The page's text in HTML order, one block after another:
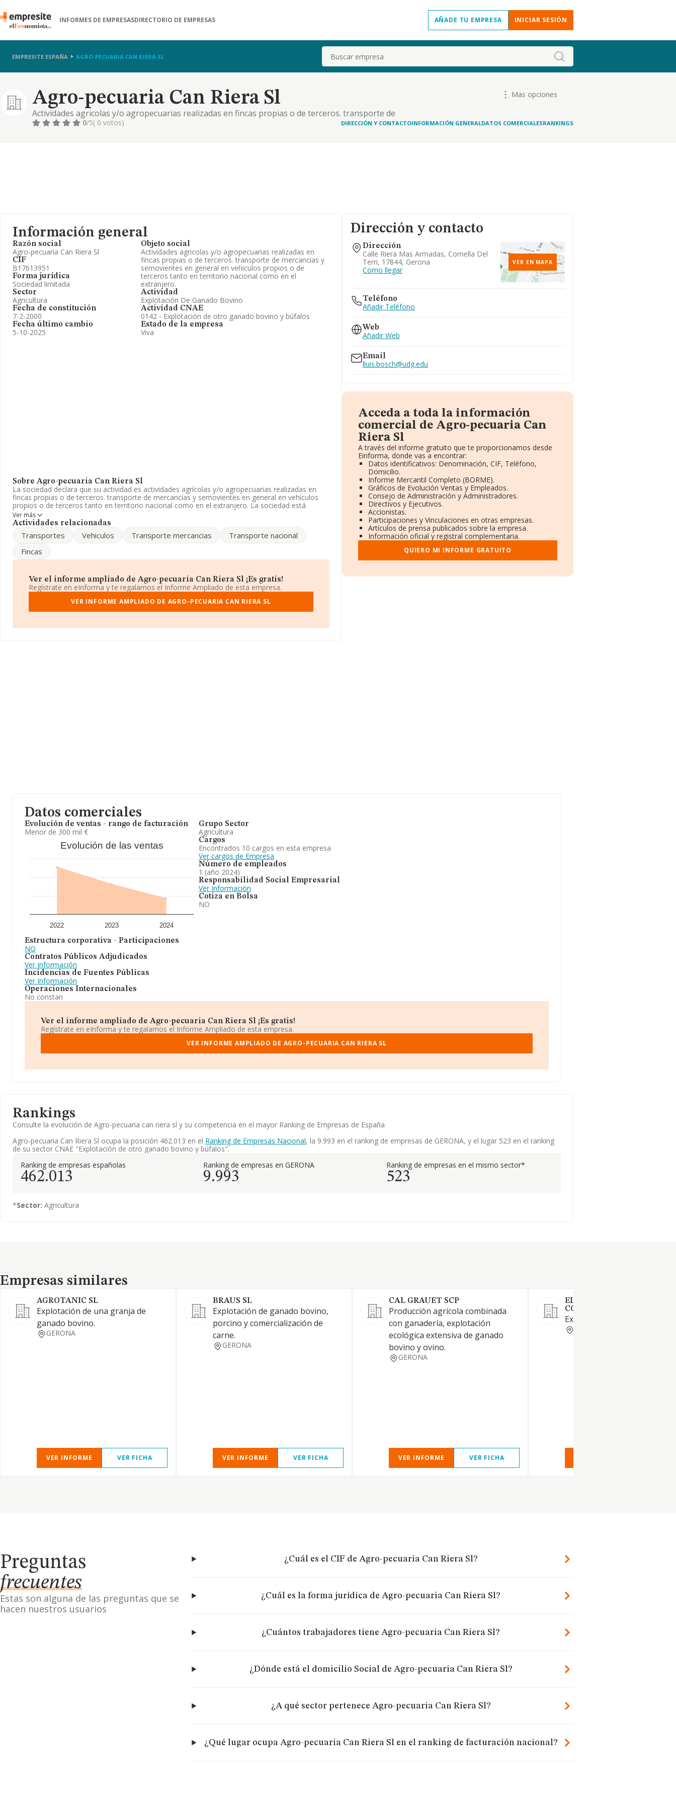
INFORMES DE EMPRESASDIRECTORIO DE EMPRESAS AÑADE TU EMPRESA INICIAR SESIÓN
EMPRESITE ESPAÑA AGRO-PECUARIA CAN RIERA SL Buscar
Agro-pecuaria Can Riera Sl
Actividades agricolas y/o agropecuarias realizadas en fincas propias o de terceros. transporte de
mercancias y semovientes en general en vehiculos propios o de terceros tanto en territorio nacional
Mas opciones
0/5( 0 votos) DIRECCIÓN Y CONTACTOINFORMACIÓN GENERALDATOS COMERCIALESRANKINGS
Información general
Razón social
Agro-pecuaria Can Riera Sl
CIF
B17613951
Forma jurídica
Sociedad limitada
Sector
Agricultura
Fecha de constitución
7-2-2000
Fecha último cambio
5-10-2025
Objeto social
Actividades agricolas y/o agropecuarias realizadas en
fincas propias o de terceros. transporte de mercancias y
semovientes en general en vehiculos propios o de
terceros tanto en territorio nacional como en el
extranjero.
Actividad
Explotación De Ganado Bovino
Actividad CNAE
0142 - Explotación de otro ganado bovino y búfalos
Estado de la empresa
Viva
Sobre Agro-pecuaria Can Riera Sl
La sociedad declara que su actividad es actividades agrícolas y/o agropecuarias realizadas en
fincas propias o de terceros. transporte de mercancías y semovientes en general en vehículos
propios o de terceros tanto en territorio nacional como en el extranjero. La sociedad está
registrada como Sociedad Limitada. Clasifica su actividad CNAE como 'Explotación de otro
ganado bovino y búfalos', código 0142. La sociedad no tiene actividad en mercados exteriores.
En el último año el número de empleados ha permanecido igual y atendiendo a los datos
media de sector.
facturación de la empresa, se destaca que: ha perdido hasta 49 puestos en 2024, pasando del
puesto 474 al 523. Tienen mejor posición las siguientes empresas del sector:Finca Arevalillo
Olmedo de Camaces S.LyGranja La Torrecilla S.L; sin embargo, éstas son algunas de las
empresas que están más abajo: Graisanco S AyGanados Rogar S.L. En 2024, en el ranking
nacional, ha perdido 41.757 posiciones pasando del puesto 462.013 al 420.256. Aparecen mejor
Martin Gómez Pintores Sociedad Limitada, en cambio, entre las empresas que están por
Ver más
Actividades relacionadas
Transportes Vehiculos Transporte mercancias
Transporte nacional
Fincas
Ver el informe ampliado de Agro-pecuaria Can Riera Sl ¡Es gratis!
Regístrate en eInforma y te regalamos el Informe Ampliado de esta empresa.
VER INFORME AMPLIADO DE AGRO-PECUARIA CAN RIERA SL
Dirección y contacto
Dirección
Calle Riera Mas Armadas, Cornella Del
Terri, 17844, Gerona
Como llegar
VER EN MAPA
Teléfono
Añadir Teléfono
Web
Añadir Web
Email
lluis.bosch@udg.edu
Acceda a toda la información
comercial de Agro-pecuaria Can
Riera Sl
A través del informe gratuito que te proporcionamos desde
Einforma, donde vas a encontrar:
Datos identificativos: Denominación, CIF, Teléfono,
Domicilio.
Informe Mercantil Completo (BORME).
Gráficos de Evolución Ventas y Empleados.
Consejo de Administración y Administradores.
Directivos y Ejecutivos.
Accionistas.
Participaciones y Vinculaciones en otras empresas.
Artículos de prensa publicados sobre la empresa.
Información oficial y registral complementaria.
QUIERO MI INFORME GRATUITO
Datos comerciales
Evolución de ventas - rango de facturación
Menor de 300 mil €
Evolución de las ventas
2022 2023 2024
Estructura corporativa - Participaciones
NO
Contratos Públicos Adjudicados
Ver Información
Incidencias de Fuentes Públicas
Ver Información
Operaciones Internacionales
No constan
Grupo Sector
Agricultura
Cargos
Encontrados 10 cargos en esta empresa
Ver cargos de Empresa
Número de empleados
1 (año 2024)
Responsabilidad Social Empresarial
Ver Información
Cotiza en Bolsa
NO
Ver el informe ampliado de Agro-pecuaria Can Riera Sl ¡Es gratis!
Regístrate en eInforma y te regalamos el Informe Ampliado de esta empresa.
VER INFORME AMPLIADO DE AGRO-PECUARIA CAN RIERA SL
Rankings
Consulte la evolución de Agro-pecuaria can riera sl y su competencia en el mayor Ranking de Empresas de España
Agro-pecuaria Can Riera Sl ocupa la posición 462.013 en el Ranking de Empresas Nacional, la 9.993 en el ranking de empresas de GERONA, y el lugar 523 en el ranking
de su sector CNAE "Explotación de otro ganado bovino y búfalos".
Ranking de empresas españolas
462.013
Ranking de empresas en GERONA
9.993
Ranking de empresas en el mismo sector*
523
*Sector: Agricultura
Empresas similares
Empresas similares
AGROTANIC SL
Explotación de una granja de
ganado bovino.
GERONA
VER INFORME VER FICHA
BRAUS SL
Explotación de ganado bovino,
porcino y comercialización de
carne.
GERONA
VER INFORME VER FICHA
CAL GRAUET SCP
Producción agrícola combinada
con ganadería, explotación
ecológica extensiva de ganado
bovino y ovino.
GERONA
VER INFORME VER FICHA
ELS VALENTINS SOCIEDAD
COOP CATALANA
Explotación de ganado
Preguntas
frecuentes
Estas son alguna de las preguntas que se
hacen nuestros usuarios
¿Cuál es el CIF de Agro-pecuaria Can Riera Sl?
¿Cuál es la forma jurídica de Agro-pecuaria Can Riera Sl?
¿Cuántos trabajadores tiene Agro-pecuaria Can Riera Sl?
¿Dónde está el domicilio Social de Agro-pecuaria Can Riera Sl?
¿A qué sector pertenece Agro-pecuaria Can Riera Sl?
¿Qué lugar ocupa Agro-pecuaria Can Riera Sl en el ranking de facturación nacional?